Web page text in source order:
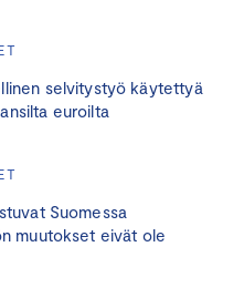
selvitystyö käytettyä
euroilta
Suomessa
muutokset eivät ole